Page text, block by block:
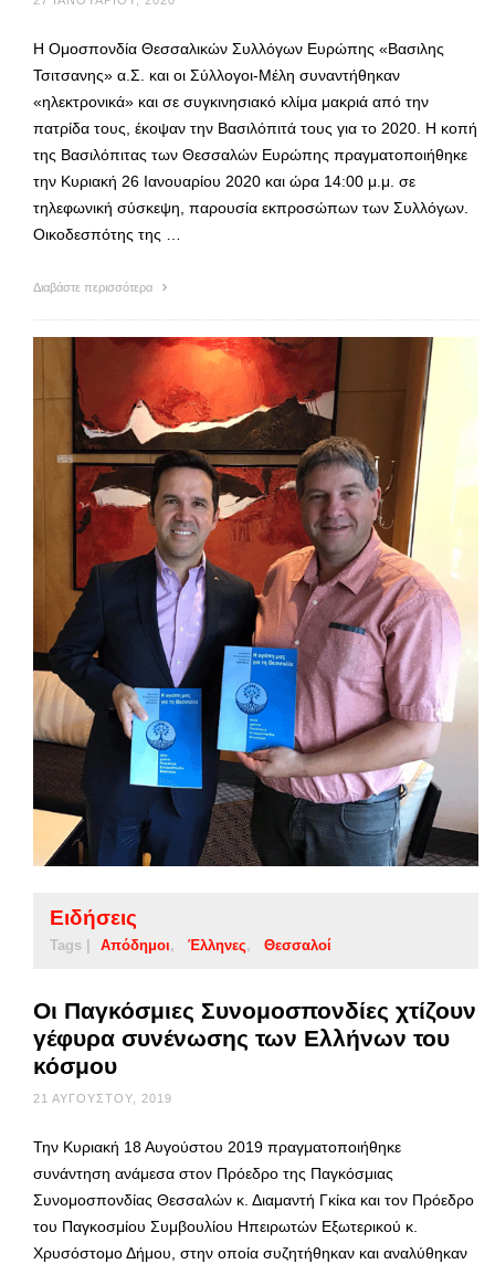
Η Ομοσπονδία Θεσσαλικών Συλλόγων Ευρώπης «Βασιλης
Τσιτσανης» α.Σ. και οι Σύλλογοι-Μέλη συναντήθηκαν
«ηλεκτρονικά» και σε συγκινησιακό κλίμα μακριά από την
πατρίδα τους, έκοψαν την Βασιλόπιτά τους για το 2020. Η κοπή
της Βασιλόπιτας των Θεσσαλών Ευρώπης πραγματοποιήθηκε
την Κυριακή 26 Ιανουαρίου 2020 και ώρα 14:00 μ.μ. σε
τηλεφωνική σύσκεψη, παρουσία εκπροσώπων των Συλλόγων.
Οικοδεσπότης της …
Διαβάστε περισσότερα
Ειδήσεις
Tags | Απόδημοι Έλληνες Θεσσαλοί
Οι Παγκόσμιες Συνομοσπονδίες χτίζουν
γέφυρα συνένωσης των Ελλήνων του
κόσμου
21 ΑΥΓΟΎΣΤΟΥ, 2019
Την Κυριακή 18 Αυγούστου 2019 πραγματοποιήθηκε
συνάντηση ανάμεσα στον Πρόεδρο της Παγκόσμιας
Συνομοσπονδίας Θεσσαλών κ. Διαμαντή Γκίκα και τον Πρόεδρο
του Παγκοσμίου Συμβουλίου Ηπειρωτών Εξωτερικού κ.
Χρυσόστομο Δήμου, στην οποία συζητήθηκαν και αναλύθηκαν